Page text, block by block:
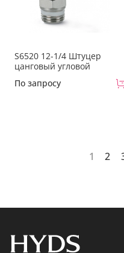
S6520 12-1/4 Штуцер
цанговый угловой
По запросу
1 2